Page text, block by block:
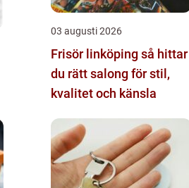
03 augusti 2026
Frisör linköping så hittar
du rätt salong för stil,
kvalitet och känsla